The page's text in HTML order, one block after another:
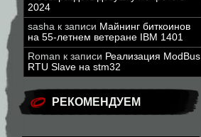
2024
sasha к записи Майнинг биткоинов
на 55-летнем ветеране IBM 1401
Roman к записи Реализация ModBus
RTU Slave на stm32
РЕКОМЕНДУЕМ